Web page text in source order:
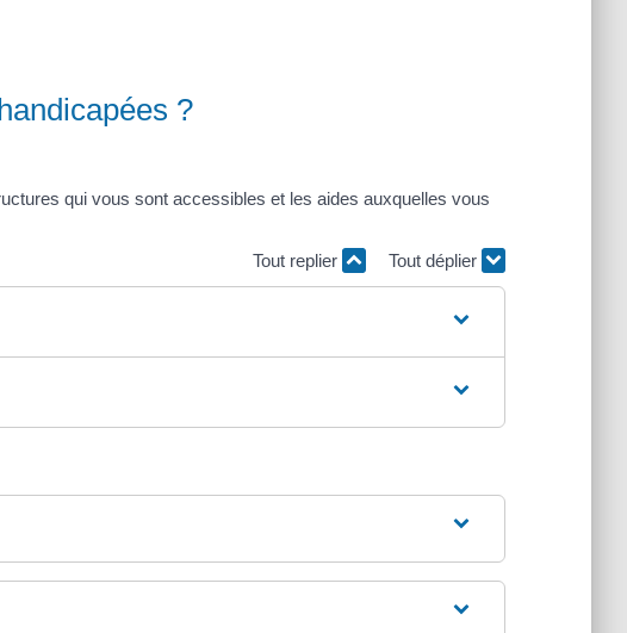
?
qui vous sont accessibles et les aides auxquelles vous
Tout replier
Tout déplier